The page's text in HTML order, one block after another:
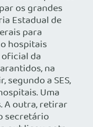
os grandes
Estadual de
para
hospitais
da
na
a SES,
Uma
A outra, retirar
secretário